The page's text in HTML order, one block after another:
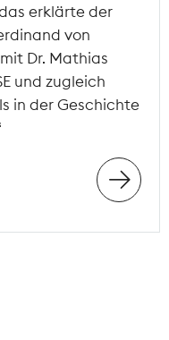
erklärte der
von
Dr. Mathias
und zugleich
in der Geschichte